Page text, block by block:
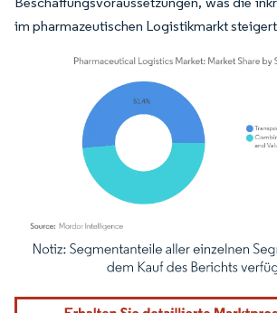
im pharmazeutischen Logistikmarkt
Bild © Mordor Intelligence. Wiederverwendung